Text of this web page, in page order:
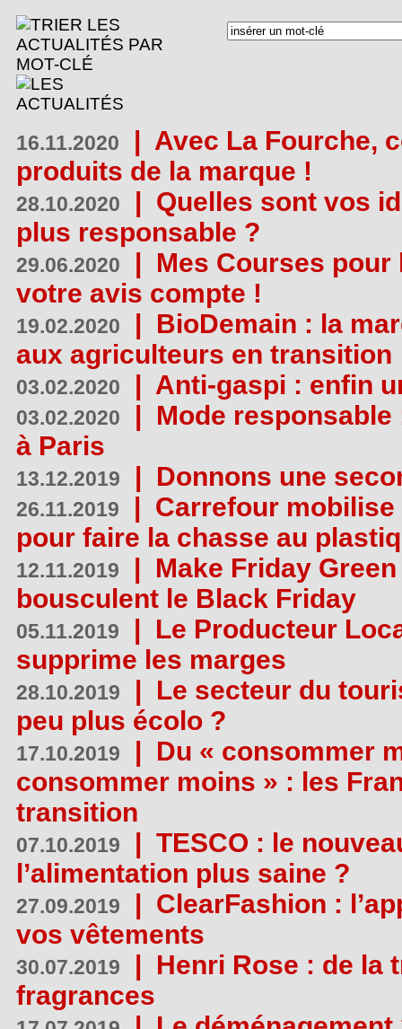
16.11.2020 | Avec La Fourche,
produits de la marque !
28.10.2020 | Quelles sont vos
plus responsable ?
29.06.2020 | Mes Courses pour
votre avis compte !
19.02.2020 | BioDemain : la
aux agriculteurs en transition
03.02.2020 | Anti-gaspi : enfin
03.02.2020 | Mode
à Paris
13.12.2019 | Donnons une
26.11.2019 | Carrefour
pour faire la chasse au
12.11.2019 | Make Friday
bousculent le Black Friday
05.11.2019 | Le Producteur
supprime les marges
28.10.2019 | Le secteur du
peu plus écolo ?
17.10.2019 | Du « consommer
consommer moins » : les
transition
07.10.2019 | TESCO : le
l’alimentation plus saine ?
27.09.2019 | ClearFashion :
vos vêtements
30.07.2019 | Henri Rose : de la
fragrances